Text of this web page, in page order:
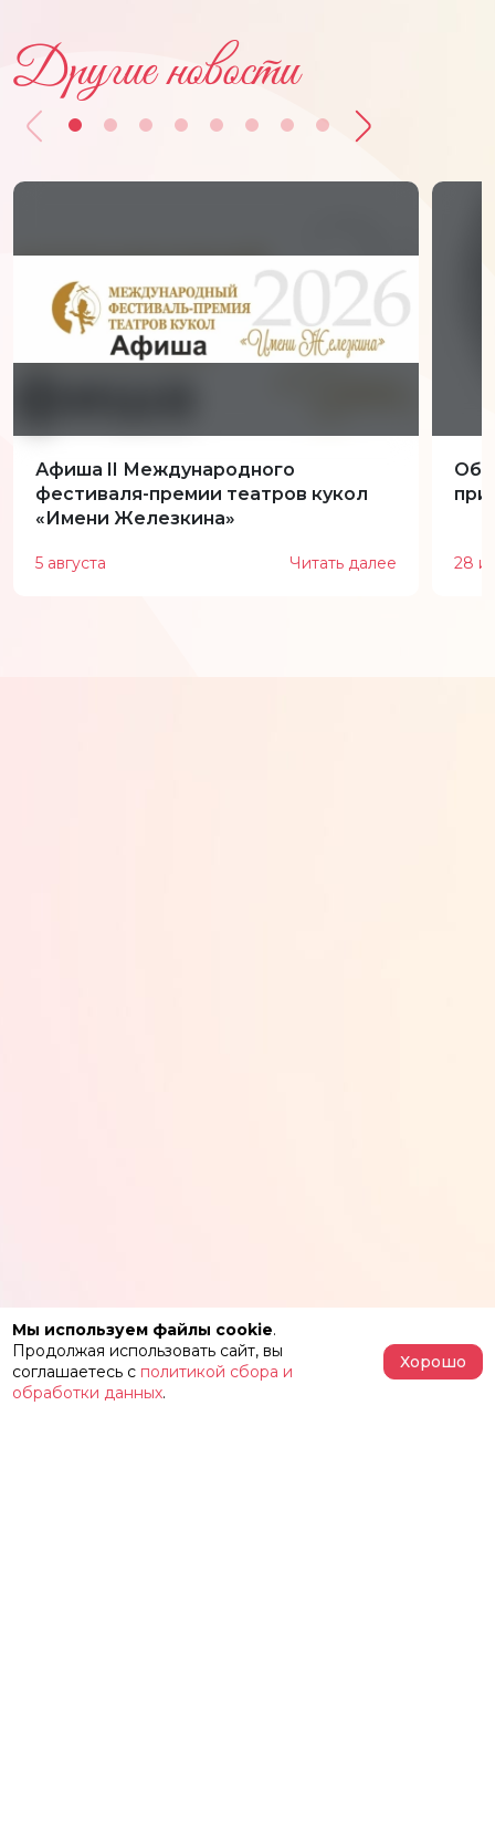
Другие новости
Афиша II Международного
фестиваля-премии театров кукол
«Имени Железкина»
5 августа Читать далее 28
Мы используем файлы cookie.
Продолжая использовать сайт, вы
соглашаетесь с политикой сбора и
обработки данных.
Хорошо